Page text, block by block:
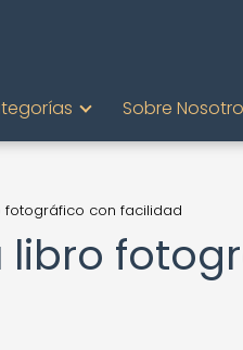
Sobre
fotográfico con facilidad
libro